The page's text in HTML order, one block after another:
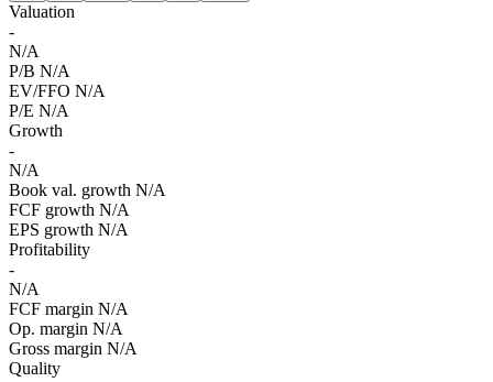
Valuation
-
N/A
P/B N/A
EV/FFO N/A
P/E N/A
Growth
-
N/A
Book val. growth N/A
FCF growth N/A
EPS growth N/A
Profitability
-
N/A
FCF margin N/A
Op. margin N/A
Gross margin N/A
Quality